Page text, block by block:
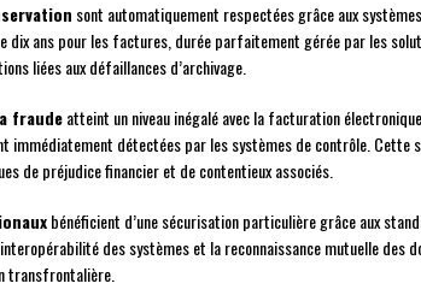
sont automatiquement respectées grâce aux
dix ans pour les factures, durée parfaitement gérée par les
liées aux défaillances d’archivage.
fraudeatteint un niveau inégalé avec la facturation
immédiatement détectées par les systèmes de contrôle.
de préjudice financier et de contentieux associés.
bénéficient d’une sécurisation particulière grâce aux
des systèmes et la reconnaissance mutuelle des
transfrontalière.